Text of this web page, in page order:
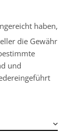
haben,
die Gewähr
und